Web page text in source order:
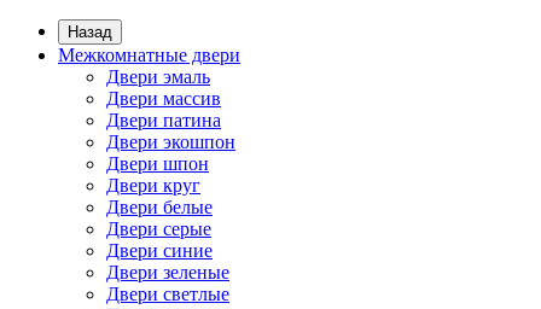
Назад
Межкомнатные двери
Двери эмаль
Двери массив
Двери патина
Двери экошпон
Двери шпон
Двери круг
Двери белые
Двери серые
Двери синие
Двери зеленые
Двери светлые